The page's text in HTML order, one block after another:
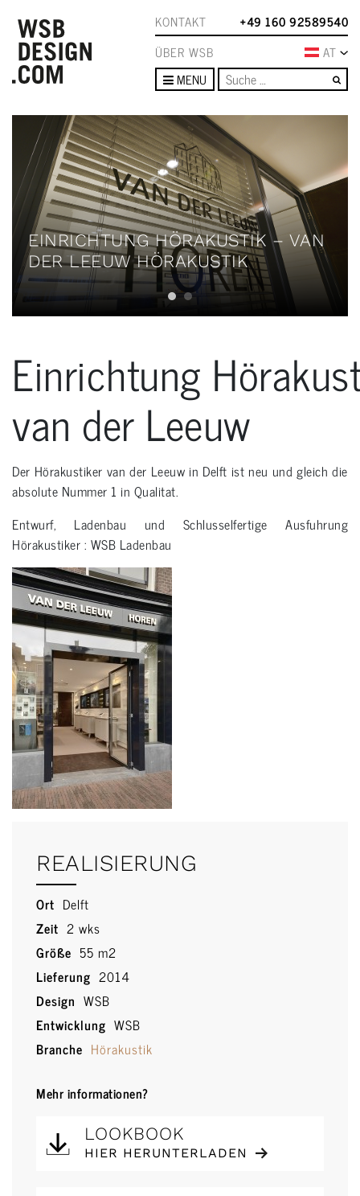
KONTAKT
+49 160 92589540
ÜBER WSB
AT
MENU
EINRICHTUNG HÖRAKUSTIK – VAN
DER LEEUW HÖRAKUSTIK
Einrichtung
van der Leeuw
Der Hörakustiker van der Leeuw in Delft ist neu und gleich die
absolute Nummer 1 in Qualitat.
Entwurf, Ladenbau und Schlusselfertige Ausfuhrung
Hörakustiker : WSB Ladenbau
REALISIERUNG
Ort Delft
Zeit 2 wks
Größe 55 m2
Lieferung 2014
Design WSB
Entwicklung WSB
Branche Hörakustik
Mehr informationen?
LOOKBOOK
HIER HERUNTERLADEN